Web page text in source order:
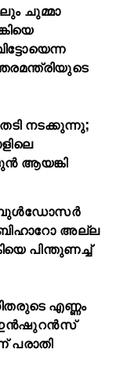
ചുമ്മാ
നടക്കുന്നു;
ആയങ്കി
ബുള്‍ഡോസര്‍
അല്ല
പിന്തുണച്ച്
എണ്ണം
പരാതി